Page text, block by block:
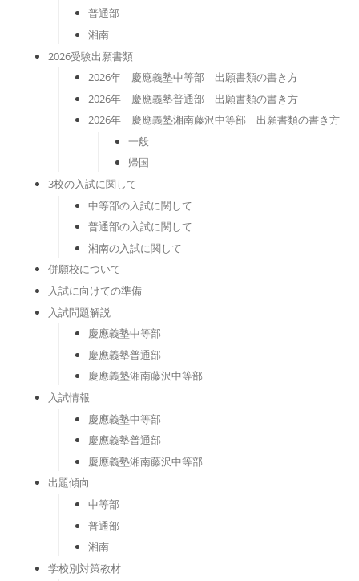
普通部
湘南
2026受験出願書類
2026年 慶應義塾中等部 出願書類の書き方
2026年 慶應義塾普通部 出願書類の書き方
2026年 慶應義塾湘南藤沢中等部 出願書類の書き方
一般
帰国
3校の入試に関して
中等部の入試に関して
普通部の入試に関して
湘南の入試に関して
併願校について
入試に向けての準備
入試問題解説
慶應義塾中等部
慶應義塾普通部
慶應義塾湘南藤沢中等部
入試情報
慶應義塾中等部
慶應義塾普通部
慶應義塾湘南藤沢中等部
出題傾向
中等部
普通部
湘南
学校別対策教材